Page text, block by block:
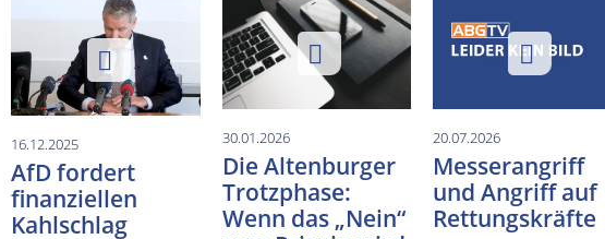
16.12.2025
AfD fordert
finanziellen
Kahlschlag
30.01.2026
Die Altenburger
Trotzphase:
Wenn das „Nein“
20.07.2026
Messerangriff
und Angriff auf
Rettungskräfte